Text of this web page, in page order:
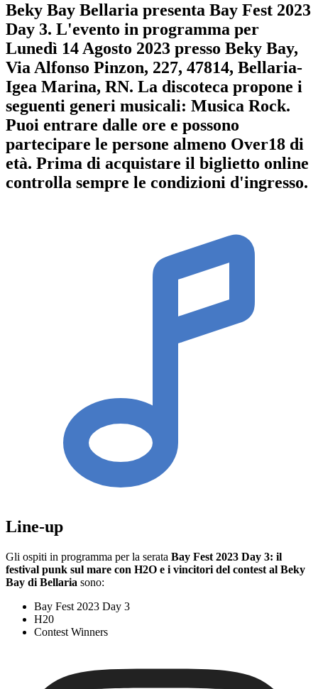
Beky Bay Bellaria presenta Bay Fest 2023
Day 3. L'evento in programma per
Lunedì 14 Agosto 2023 presso Beky Bay,
Via Alfonso Pinzon, 227, 47814, Bellaria-
Igea Marina, RN. La discoteca propone i
seguenti generi musicali: Musica Rock.
Puoi entrare dalle ore e possono
partecipare le persone almeno Over18 di
età. Prima di acquistare il biglietto online
controlla sempre le condizioni d'ingresso.
Line-up
Gli ospiti in programma per la serata Bay Fest 2023 Day 3: il
festival punk sul mare con H2O e i vincitori del contest al Beky
Bay di Bellaria sono:
Bay Fest 2023 Day 3
H20
Contest Winners